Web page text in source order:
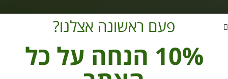
מוצרים מהחנות
₪60
פעם ראשונה אצלנו?
10% הנחה על כל